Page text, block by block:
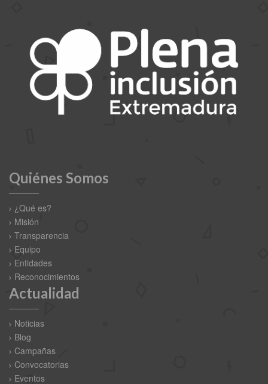
Quiénes Somos
¿Qué es?
Misión
Transparencia
Equipo
Entidades
Reconocimientos
Actualidad
Noticias
Blog
Campañas
Convocatorias
Eventos